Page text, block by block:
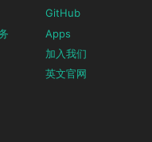
GitHub
Apps
加入我们
英文官网